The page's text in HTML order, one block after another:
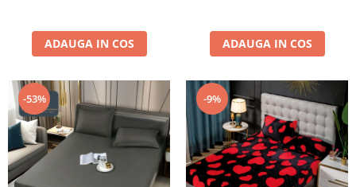
ADAUGA IN COS ADAUGA IN COS
-53% -9%